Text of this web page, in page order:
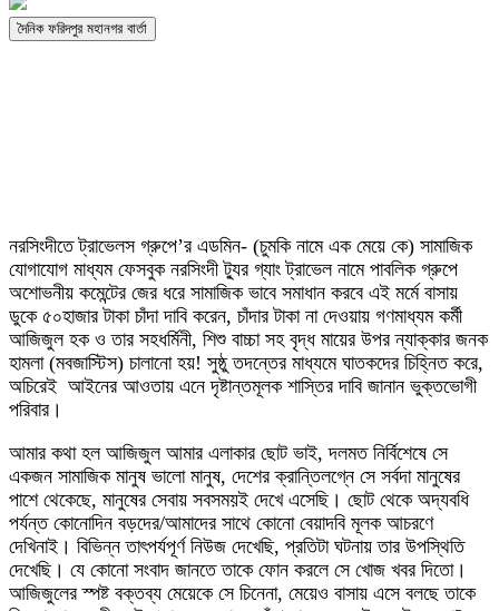
দৈনিক ফরিদপুর মহানগর বার্তা
নরসিংদীতে ট্রাভেলস গ্রুপে’র এডমিন- (চুমকি নামে এক মেয়ে কে) সামাজিক
যোগাযোগ মাধ্যম ফেসবুক নরসিংদী ট্যুর গ্যাং ট্রাভেল নামে পাবলিক গ্রুপে
অশোভনীয় কমেন্টের জের ধরে সামাজিক ভাবে সমাধান করবে এই মর্মে বাসায়
ডুকে ৫০হাজার টাকা চাঁদা দাবি করেন, চাঁদার টাকা না দেওয়ায় গণমাধ্যম কর্মী
আজিজুল হক ও তার সহধর্মিনী, শিশু বাচ্চা সহ বৃদ্ধ মায়ের উপর ন্যাক্কার জনক
হামলা (মবজাস্টিস) চালানো হয়! সুষ্ঠু তদন্তের মাধ্যমে ঘাতকদের চিহ্নিত করে,
অচিরেই আইনের আওতায় এনে দৃষ্টান্তমূলক শাস্তির দাবি জানান ভুক্তভোগী
পরিবার।
আমার কথা হল আজিজুল আমার এলাকার ছোট ভাই, দলমত নির্বিশেষে সে
একজন সামাজিক মানুষ ভালো মানুষ, দেশের ক্রান্তিলগ্নে সে সর্বদা মানুষের
পাশে থেকেছে, মানুষের সেবায় সবসময়ই দেখে এসেছি। ছোট থেকে অদ্যবধি
পর্যন্ত কোনোদিন বড়দের/আমাদের সাথে কোনো বেয়াদবি মূলক আচরণে
দেখিনাই। বিভিন্ন তাৎপর্যপূর্ণ নিউজ দেখেছি, প্রতিটা ঘটনায় তার উপস্থিতি
দেখেছি। যে কোনো সংবাদ জানতে তাকে ফোন করলে সে খোজ খবর দিতো।
আজিজুলের স্পষ্ট বক্তব্য মেয়েকে সে চিনেনা, মেয়েও বাসায় এসে বলছে তাকে